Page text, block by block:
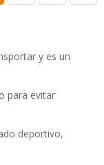
y es un
para evitar
deportivo,